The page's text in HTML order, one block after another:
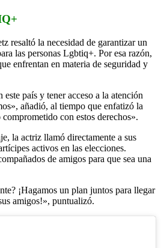
resaltó la necesidad de garantizar un
las personas Lgbtiq+. Por esa razón,
enfrentan en materia de seguridad y
país y tener acceso a la atención
añadió, al tiempo que enfatizó la
con estos derechos».
la actriz llamó directamente a sus
activos en las elecciones.
de amigos para que sea una
¡Hagamos un plan juntos para llegar
amigos!», puntualizó.